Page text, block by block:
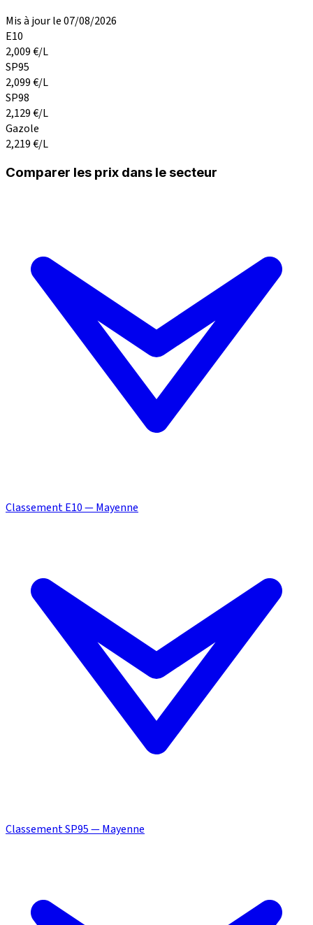
Mis à jour le 07/08/2026
E10
2,009€/L
SP95
2,099€/L
SP98
2,129€/L
Gazole
2,219€/L
Comparer les prix dans le secteur
Classement E10 — Mayenne
Classement SP95 — Mayenne